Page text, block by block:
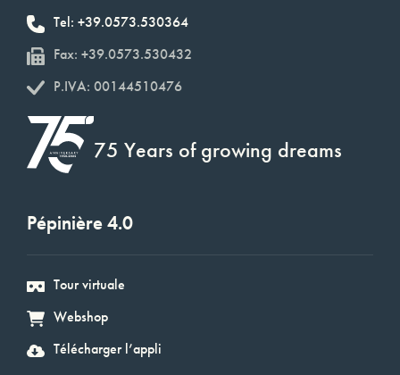
Tel: +39.0573.530364
Fax: +39.0573.530432
P.IVA: 00144510476
75 Years of growing dreams
Pépinière 4.0
Tour virtuale
Webshop
Télécharger l’appli